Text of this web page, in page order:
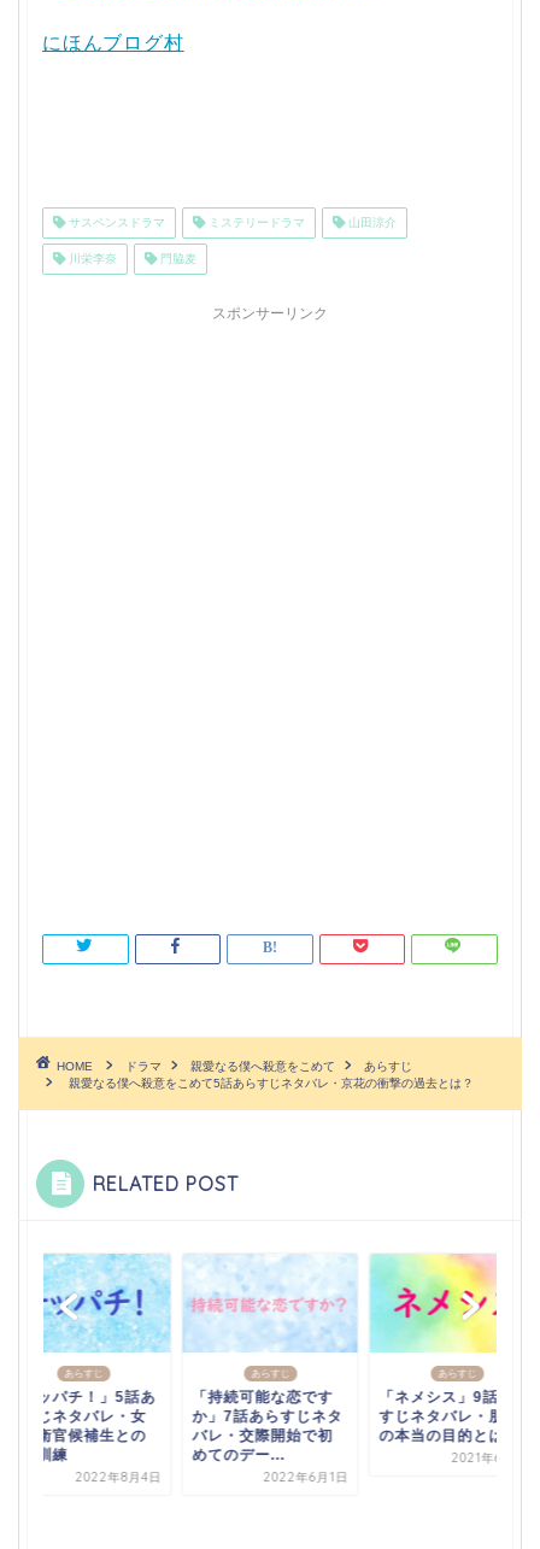
にほんブログ村
サスペンスドラマ ミステリードラマ 山田涼介
川栄李奈 門脇麦
スポンサーリンク
HOME ドラマ 親愛なる僕へ殺意をこめて
あらすじ
親愛なる僕へ殺意をこめて5話あらすじネタバレ・京花の衝撃の過去とは？
RELATED POST
あらすじ
「テッパチ！」5話あ
らすじネタバレ・女
性自衛官候補生との
合同訓練
2022年8月4日
あらすじ
「持続可能な恋です
か」7話あらすじネタ
バレ・交際開始で初
めてのデー...
2022年6月1日
あらすじ
「ネメシス」9話あら
すじネタバレ・朋美
の本当の目的とは？
2021年6月7日